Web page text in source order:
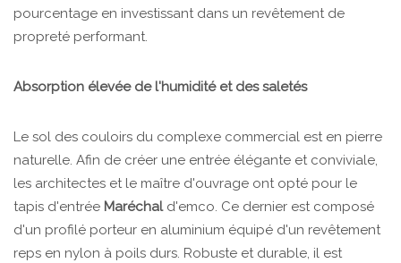
pourcentage en investissant dans un revêtement de
propreté performant.
Absorption élevée de l'humidité et des saletés
Le sol des couloirs du complexe commercial est en pierre
naturelle. Afin de créer une entrée élégante et conviviale,
les architectes et le maître d'ouvrage ont opté pour le
tapis d'entrée Maréchal d'emco. Ce dernier est composé
d'un profilé porteur en aluminium équipé d'un revêtement
reps en nylon à poils durs. Robuste et durable, il est